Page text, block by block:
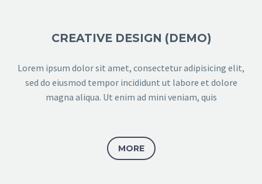
CREATIVE DESIGN (DEMO)
Lorem ipsum dolor sit amet, consectetur adipisicing elit,
sed do eiusmod tempor incididunt ut labore et dolore
magna aliqua. Ut enim ad mini veniam, quis
MORE